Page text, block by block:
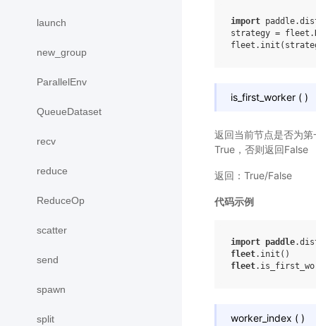
launch
new_group
ParallelEnv
QueueDataset
recv
reduce
ReduceOp
scatter
send
spawn
split
import
strategy = fleet .
fleet . init (
is_first_worker ( )
返回当前节点是否为
True，否则返回False
返回：True/False
代码示例
import paddle
fleet. init ()
fleet.
worker_index ( )